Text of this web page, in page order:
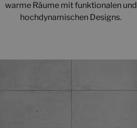
warme Räume mit funktionalen und
hochdynamischen Designs.